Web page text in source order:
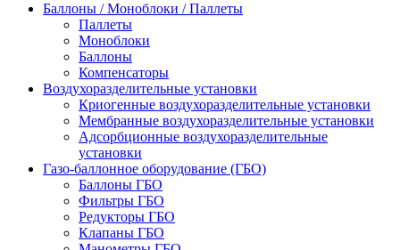
Баллоны / Моноблоки / Паллеты
Паллеты
Моноблоки
Баллоны
Компенсаторы
Воздухоразделительные установки
Криогенные воздухоразделительные установки
Мембранные воздухоразделительные установки
Адсорбционные воздухоразделительные
установки
Газо-баллонное оборудование (ГБО)
Баллоны ГБО
Фильтры ГБО
Редукторы ГБО
Клапаны ГБО